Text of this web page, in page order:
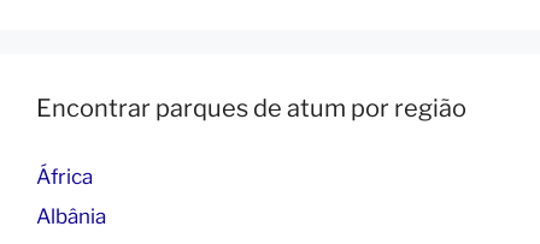
Encontrar parques de atum por região
África
Albânia